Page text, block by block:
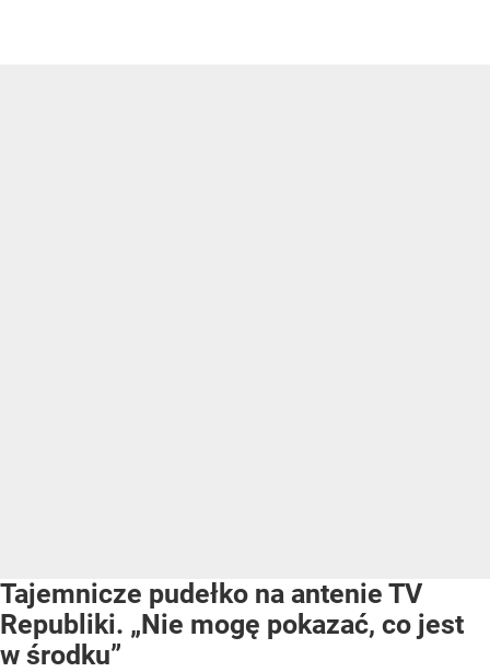
Tajemnicze pudełko na antenie TV
Republiki. „Nie mogę pokazać, co jest
w środku”